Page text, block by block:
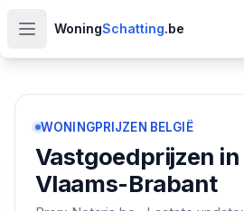
Open hoofdmenu
WoningSchatting.be
WONINGPRIJZEN BELGIË
Vastgoedprijzen in
Vlaams-Brabant